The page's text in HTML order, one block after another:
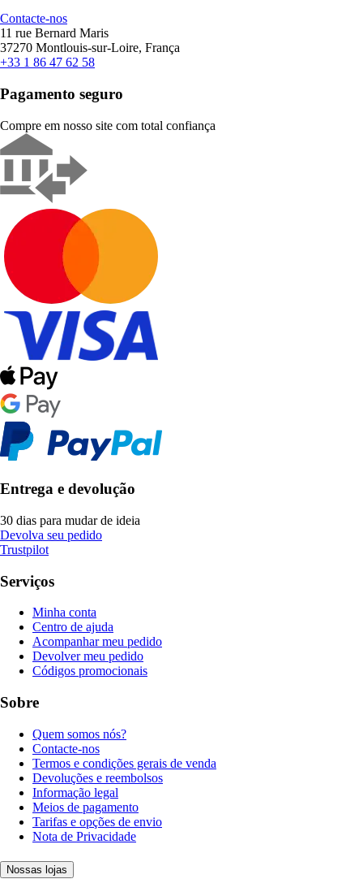
Contacte-nos
11 rue Bernard Maris
37270 Montlouis-sur-Loire, França
+33 1 86 47 62 58
Pagamento seguro
Compre em nosso site com total confiança
Entrega e devolução
30 dias para mudar de ideia
Devolva seu pedido
Trustpilot
Serviços
Minha conta
Centro de ajuda
Acompanhar meu pedido
Devolver meu pedido
Códigos promocionais
Sobre
Quem somos nós?
Contacte-nos
Termos e condições gerais de venda
Devoluções e reembolsos
Informação legal
Meios de pagamento
Tarifas e opções de envio
Nota de Privacidade
Nossas lojas